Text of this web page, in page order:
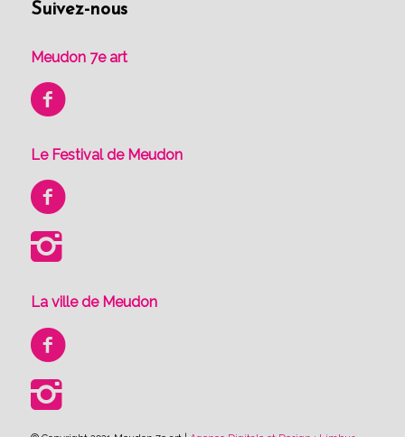
Suivez-nous
Meudon 7e art
Le Festival de Meudon
La ville de Meudon